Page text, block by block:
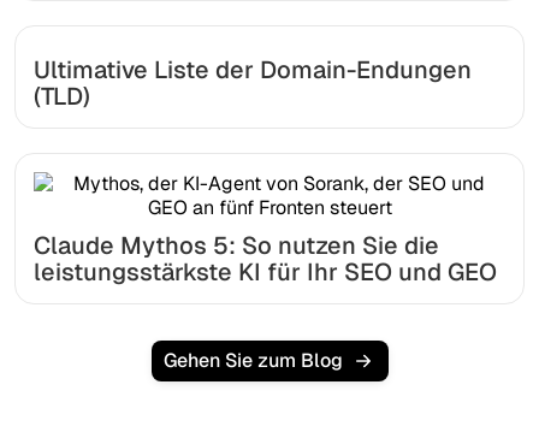
Ultimative Liste der Domain-Endungen
(TLD)
Claude Mythos 5: So nutzen Sie die
leistungsstärkste KI für Ihr SEO und GEO
Gehen Sie zum Blog